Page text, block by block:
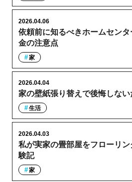
依頼前に知るべきホームセン
金の注意点
2026.04.06
家
家の壁紙張り替えで後悔しな
2026.04.04
生活
私が実家の畳部屋をフローリ
験記
2026.04.03
家